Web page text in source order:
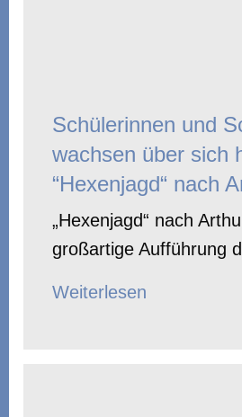
Schülerinnen und
wachsen über sich
“Hexenjagd“ nach
„Hexenjagd“ nach
großartige Aufführung
Weiterlesen